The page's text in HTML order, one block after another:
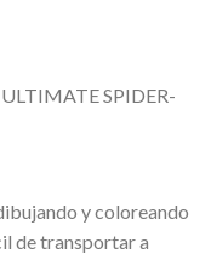
SPIDER-
y coloreando
de transportar a